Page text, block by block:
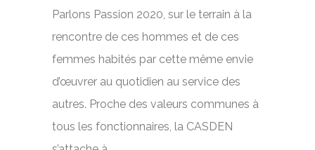
Parlons Passion 2020, sur le terrain à la
rencontre de ces hommes et de ces
femmes habités par cette même envie
d’œuvrer au quotidien au service des
autres. Proche des valeurs communes à
tous les fonctionnaires, la CASDEN